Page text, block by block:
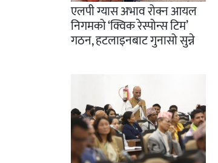
एलपी ग्यास अभाव रोक्न आयल
निगमको ‘क्विक रेस्पोन्स टिम’
गठन, हटलाइनबाट गुनासो सुन्ने